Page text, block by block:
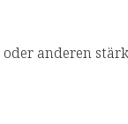
oder anderen